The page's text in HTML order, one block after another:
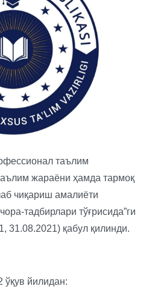
таълим
жараёни ҳамда тармоқ
чиқариш амалиёти
тадбирлари тўғрисида”ги
31.08.2021) қабул қилинди.
ўқув йилидан: